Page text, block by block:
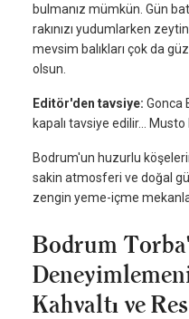
bulmanız mümkün. Gün
rakınızı yudumlarken
mevsim balıkları çok da
olsun.
Editör'den tavsiye: Gonca
kapalı tavsiye edilir... Musto
Bodrum'un huzurlu
sakin atmosferi ve doğal
zengin yeme-içme
Bodrum
Kahvaltı ve